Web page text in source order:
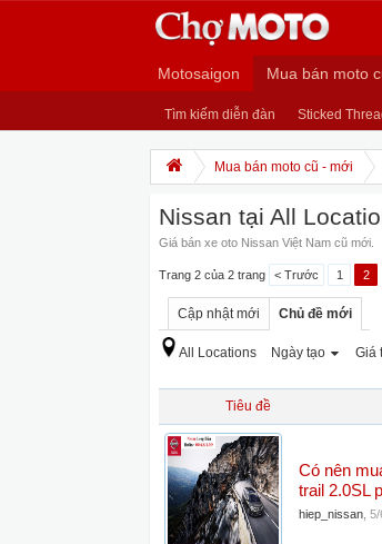
Motosaigon Mua bán moto
Tìm kiếm diễn đàn Sticked
Mua bán moto cũ - mới
Nissan tại All
Giá bán xe oto Nissan Việt Nam cũ mới.
Trang 2 của 2 trang < Trước 1 2
Cập nhật mới Chủ đề mới
All Locations Ngày tạo Giá
Tiêu đề
Có nên
trail 2.0SL
hiep_nissan 5/